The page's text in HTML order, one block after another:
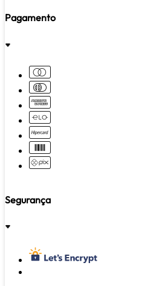
Pagamento
Segurança